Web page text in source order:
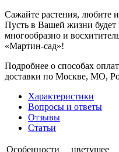
Сажайте растения, любите
Пусть в Вашей жизни будет
многообразно и
«Мартин-сад»!
Подробнее о способах
доставки по Москве, МО,
Характеристики
Вопросы и ответы
Отзывы
Статьи
Особенности цветущее